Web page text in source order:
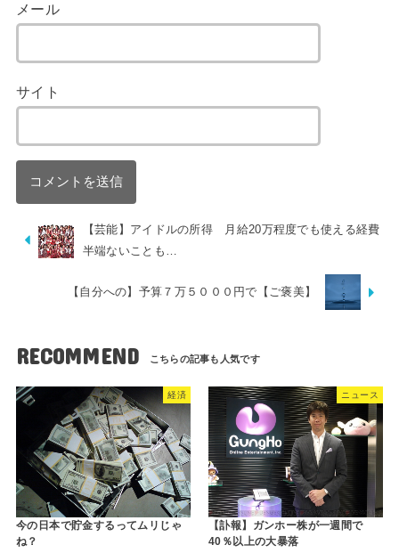
メール
サイト
【芸能】アイドルの所得 月給20万程度でも使える経費
半端ないことも…
【自分への】予算７万５０００円で【ご褒美】
RECOMMEND
経済
今の日本で貯金するってムリじゃ
ね？
ニュース
【訃報】ガンホー株が一週間で
40％以上の大暴落